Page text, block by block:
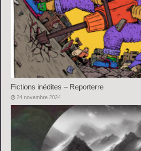
Fictions inédites – Reporterre
24 novembre 2024